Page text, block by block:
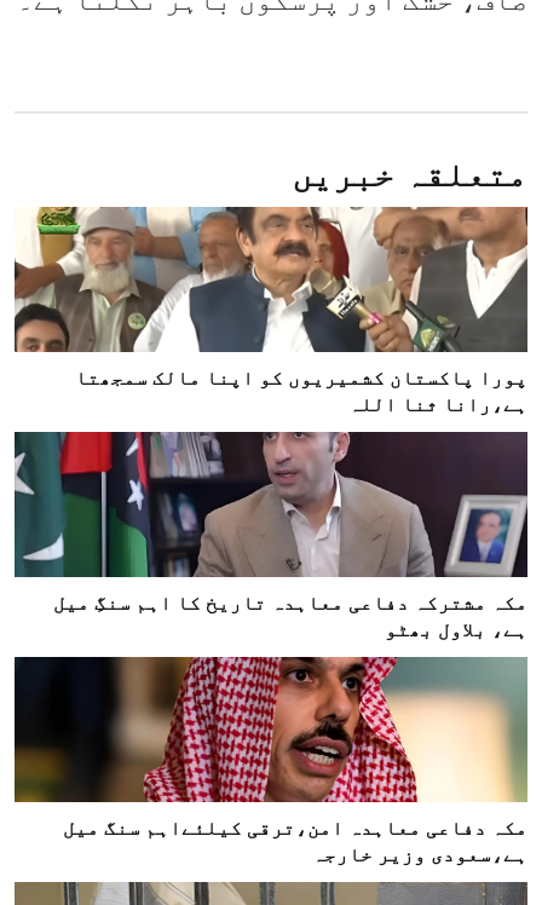
متعلقہ خبریں
پورا پاکستان کشمیریوں کو اپنا مالک سمجھتا
ہے،رانا ثنا اللہ
مکہ مشترکہ دفاعی معاہدہ تاریخ کا اہم سنگِ میل
ہے، بلاول بھٹو
مکہ دفاعی معاہدہ امن،ترقی کیلئےاہم سنگ میل
ہے،سعودی وزیر خارجہ